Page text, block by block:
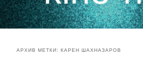
АРХИВ МЕТКИ:КАРЕН ШАХНАЗАРОВ